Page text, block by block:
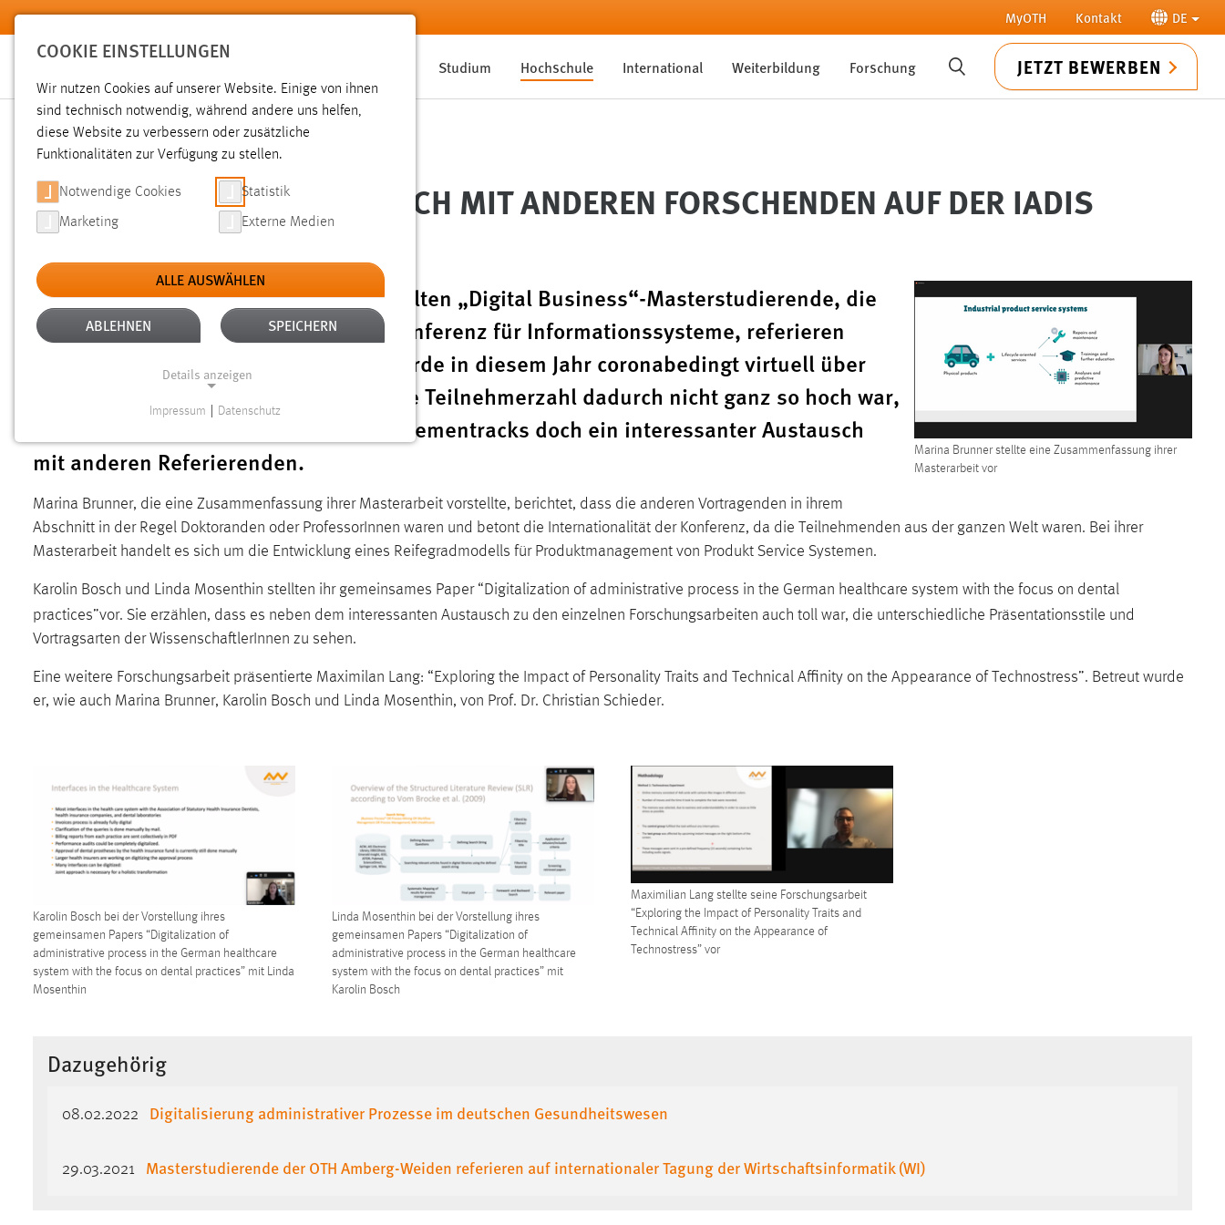
Zum Hauptinhalt springen MyOTH Kontakt DE
Studium Hochschule International Weiterbildung Forschung SUCHE JETZT BEWERBEN
Sie sind hier:
Hochschule Aktuelles News der OTH Amberg-Weiden
INTERESSANTER AUSTAUSCH MIT ANDEREN FORSCHENDEN AUF DER IADIS
08.04.2021
Marina Brunner stellte eine Zusammenfassung ihrer
Masterarbeit vor
Diese und weitere Erfahrungen sammelten „Digital Business“-Masterstudierende, die
auf der IADIS, einer internationalen Konferenz für Informationssysteme, referieren
durften. Die 3-tägige Veranstaltung wurde in diesem Jahr coronabedingt virtuell über
Zoom durchgeführt. Und auch wenn die Teilnehmerzahl dadurch nicht ganz so hoch war,
ergab sich in den unterschiedlichen Thementracks doch ein interessanter Austausch
mit anderen Referierenden.
Marina Brunner, die eine Zusammenfassung ihrer Masterarbeit vorstellte, berichtet, dass die anderen Vortragenden in ihrem
Abschnitt in der Regel Doktoranden oder ProfessorInnen waren und betont die Internationalität der Konferenz, da die Teilnehmenden aus der ganzen Welt waren. Bei ihrer
Masterarbeit handelt es sich um die Entwicklung eines Reifegradmodells für Produktmanagement von Produkt Service Systemen.
Karolin Bosch und Linda Mosenthin stellten ihr gemeinsames Paper “Digitalization of administrative process in the German healthcare system with the focus on dental
practices”vor. Sie erzählen, dass es neben dem interessanten Austausch zu den einzelnen Forschungsarbeiten auch toll war, die unterschiedliche Präsentationsstile und
Vortragsarten der WissenschaftlerInnen zu sehen.
Eine weitere Forschungsarbeit präsentierte Maximilan Lang: “Exploring the Impact of Personality Traits and Technical Affinity on the Appearance of Technostress”. Betreut wurde
er, wie auch Marina Brunner, Karolin Bosch und Linda Mosenthin, von Prof. Dr. Christian Schieder.
Karolin Bosch bei der Vorstellung ihres
gemeinsamen Papers “Digitalization of
administrative process in the German healthcare
system with the focus on dental practices” mit Linda
Mosenthin
Linda Mosenthin bei der Vorstellung ihres
gemeinsamen Papers “Digitalization of
administrative process in the German healthcare
system with the focus on dental practices” mit
Karolin Bosch
Maximilian Lang stellte seine Forschungsarbeit
“Exploring the Impact of Personality Traits and
Technical Affinity on the Appearance of
Technostress” vor
Dazugehörig
08.02.2022 Digitalisierung administrativer Prozesse im deutschen Gesundheitswesen
29.03.2021 Masterstudierende der OTH Amberg-Weiden referieren auf internationaler Tagung der Wirtschaftsinformatik (WI)
COOKIE EINSTELLUNGEN
Wir nutzen Cookies auf unserer Website. Einige von ihnen
sind technisch notwendig, während andere uns helfen,
diese Website zu verbessern oder zusätzliche
Funktionalitäten zur Verfügung zu stellen.
Notwendige Cookies Statistik
Marketing Externe Medien
ALLE AUSWÄHLEN
ABLEHNEN SPEICHERN
Details anzeigen
Notwendige Cookies ermöglichen grundlegende
Website erforderlich.
Einverständnis
Name: cookie_consent
Zweck:
Dieser Cookie speichert die
ausgewählten Einverständnis-Optionen
Cookie Laufzeit: 1 Jahr
Zweck:
Für performante Seitenauslieferung wird
in diesem Cookie gespeichert, ob man
eingeloggt ist.
Name: site-language-preference
Zweck:
Das Cookie speichert die gewählte
Name:
MibewSessionID, MIBEW_UserID,
Impressum Datenschutz